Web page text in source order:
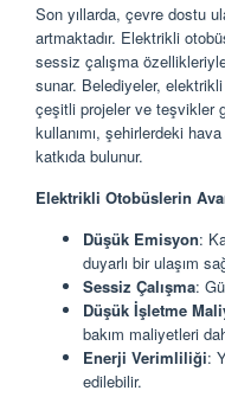
Son yıllarda, çevre dostu
artmaktadır. Elektrikli
sessiz çalışma
sunar. Belediyeler, elektrikli
çeşitli projeler ve teşvikler
kullanımı, şehirlerdeki
katkıda bulunur.
Elektrikli Otobüslerin
Düşük Emisyon:
duyarlı bir ulaşım
Sessiz Çalışma:
Düşük İşletme
bakım maliyetleri
Enerji Verimliliği:
edilebilir.